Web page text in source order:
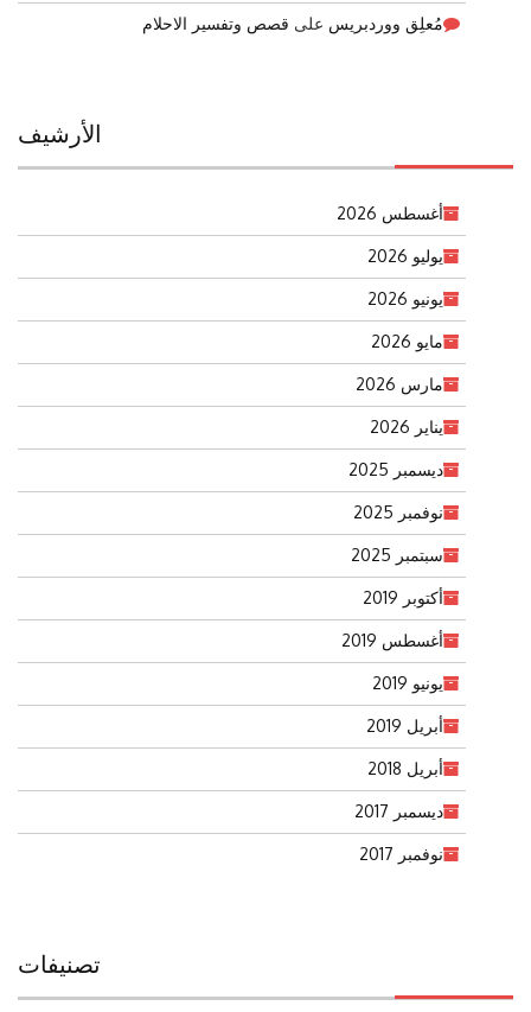
مُعلِق ووردبريس على قصص وتفسير الاحلام
الأرشيف
أغسطس 2026
يوليو 2026
يونيو 2026
مايو 2026
مارس 2026
يناير 2026
ديسمبر 2025
نوفمبر 2025
سبتمبر 2025
أكتوبر 2019
أغسطس 2019
يونيو 2019
أبريل 2019
أبريل 2018
ديسمبر 2017
نوفمبر 2017
تصنيفات